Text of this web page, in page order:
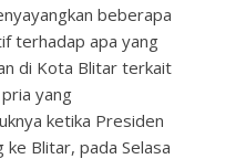
beberapa
terhadap apa yang
di Kota Blitar terkait
yang
ketika Presiden
ke Blitar, pada Selasa